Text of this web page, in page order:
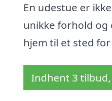
En udestue er
unikke forhold og
hjem til et sted
Indhent 3